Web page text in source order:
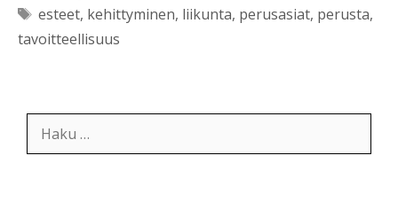
Avainsanat
esteet, kehittyminen, liikunta, perusasiat, perusta,
tavoitteellisuus
Haku: